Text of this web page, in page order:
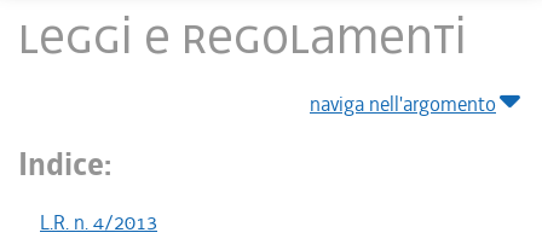
LEGGI E REGOLAMENTI
naviga nell'argomento
Indice:
L.R. n. 4/2013